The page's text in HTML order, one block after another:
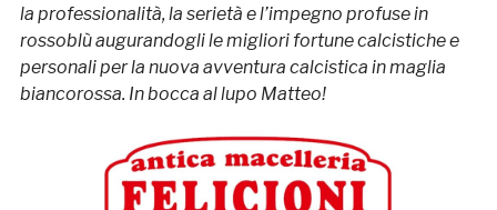
la professionalità, la serietà e l’impegno profuse in
rossoblù augurandogli le migliori fortune calcistiche e
personali per la nuova avventura calcistica in maglia
biancorossa. In bocca al lupo Matteo!